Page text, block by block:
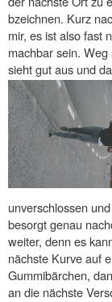
bzeichnen. Kurz
mir, es ist also fast
machbar sein.
sieht gut aus und
unverschlossen
besorgt genau
weiter, denn es
nächste Kurve auf
Gummibärchen,
an die nächste